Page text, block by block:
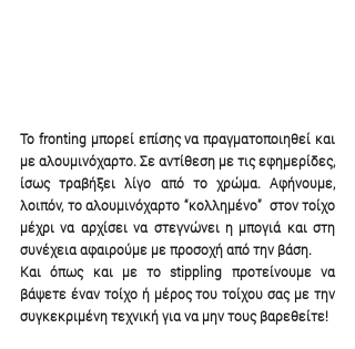
Το fronting μπορεί επίσης να πραγματοποιηθεί και
με αλουμινόχαρτο. Σε αντίθεση με τις εφημερίδες,
ίσως τραβήξει λίγο από το χρώμα. Αφήνουμε,
λοιπόν, το αλουμινόχαρτο “κολλημένο”  στον τοίχο
μέχρι να αρχίσει να στεγνώνει η μπογιά και στη
συνέχεια αφαιρούμε με προσοχή από την βάση.
Και όπως και με το stippling προτείνουμε να
βάψετε έναν τοίχο ή μέρος του τοίχου σας με την
συγκεκριμένη τεχνική για να μην τους βαρεθείτε!